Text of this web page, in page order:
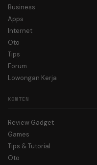
Business
Apps
Internet
Oto
Tips
Forum
Lowongan Kerja
KONTEN
Review Gadget
Games
Tips & Tutorial
Oto